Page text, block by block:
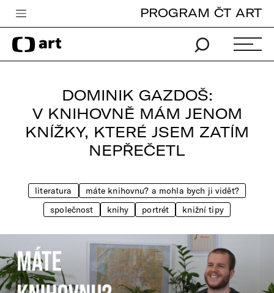
Česká televize
Zpravodajství
iVysílání
TV program
Vše o ČT
PROGRAM ČT ART
DOMINIK GAZDOŠ:
V KNIHOVNĚ MÁM JENOM
KNÍŽKY, KTERÉ JSEM ZATÍM
NEPŘEČETL
literatura
máte knihovnu? a mohla bych ji vidět?
společnost
knihy portrét knižní tipy